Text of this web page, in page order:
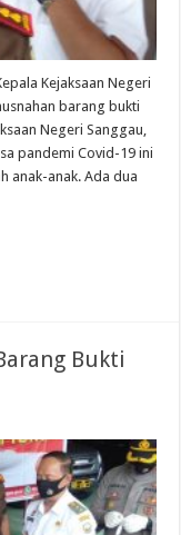
Kejaksaan Negeri
barang bukti
Negeri Sanggau,
pandemi Covid-19 ini
anak-anak. Ada dua
Bukti